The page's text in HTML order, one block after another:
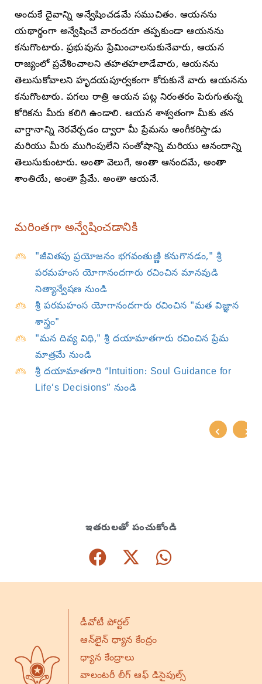
అందుకే దైవాన్ని అన్వేషించడమే సముచితం. ఆయనను
యథార్థంగా అన్వేషించే వారందరూ తప్పకుండా ఆయనను
కనుగొంటారు. ప్రభువును ప్రేమించాలనుకునేవారు, ఆయన
రాజ్యంలో ప్రవేశించాలని తహతహలాడేవారు, ఆయనను
తెలుసుకోవాలని హృదయపూర్వకంగా కోరుకునే వారు ఆయనను
కనుగొంటారు. పగలు రాత్రి ఆయన పట్ల నిరంతరం పెరుగుతున్న
కోరికను మీరు కలిగి ఉండాలి. ఆయన శాశ్వతంగా మీకు తన
వాగ్దానాన్ని నెరవేర్చడం ద్వారా మీ ప్రేమను అంగీకరిస్తాడు
మరియు మీరు ముగింపులేని సంతోషాన్ని మరియు ఆనందాన్ని
తెలుసుకుంటారు. అంతా వెలుగే, అంతా ఆనందమే, అంతా
శాంతియే, అంతా ప్రేమే. అంతా ఆయనే.
మరింతగా అన్వేషించడానికి
"జీవితపు ప్రయోజనం భగవంతుణ్ణి కనుగొనడం," శ్రీ
పరమహంస యోగానందగారు రచించిన మానవుడి
నిత్యాన్వేషణ నుండి
శ్రీ పరమహంస యోగానందగారు రచించిన "మత విజ్ఞాన
శాస్త్రం"
"మన దివ్య విధి," శ్రీ దయామాతగారు రచించిన ప్రేమ
మాత్రమే నుండి
శ్రీ దయామాతగారి “Intuition: Soul Guidance for
Life’s Decisions” నుండి
ఇతరులతో పంచుకోండి
డీవోటీ పోర్టల్
ఆన్‌లైన్ ధ్యాన కేంద్రం
ధ్యాన కేంద్రాలు
వాలంటరీ లీగ్ ఆఫ్ డిసైపుల్స్